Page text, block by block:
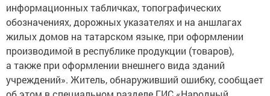
информационных табличках, топографических
обозначениях, дорожных указателях и на аншлагах
жилых домов на татарском языке, при оформлении
производимой в республике продукции (товаров),
а также при оформлении внешнего вида зданий
учреждений». Житель, обнаруживший ошибку, сообщает